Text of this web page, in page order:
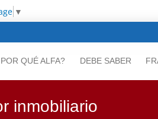
▼
QUÉ ALFA? DEBE SABER
inmobiliario